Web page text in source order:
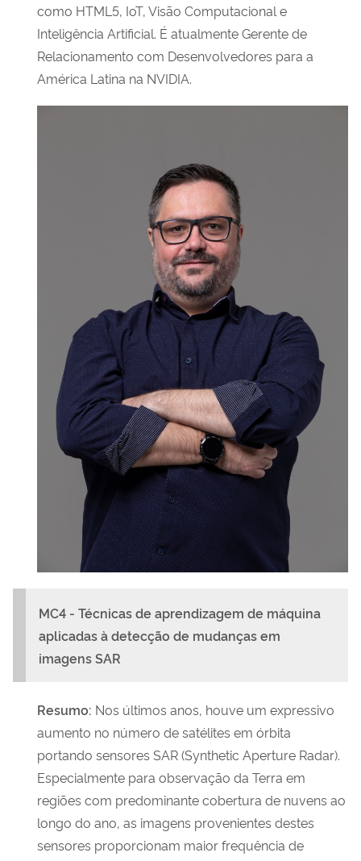
como HTML5, IoT, Visão Computacional e
Inteligência Artificial. É atualmente Gerente de
Relacionamento com Desenvolvedores para a
América Latina na NVIDIA.
MC4 - Técnicas de aprendizagem de máquina
aplicadas à detecção de mudanças em
imagens SAR
Resumo: Nos últimos anos, houve um expressivo
aumento no número de satélites em órbita
portando sensores SAR (Synthetic Aperture Radar).
Especialmente para observação da Terra em
regiões com predominante cobertura de nuvens ao
longo do ano, as imagens provenientes destes
sensores proporcionam maior frequência de